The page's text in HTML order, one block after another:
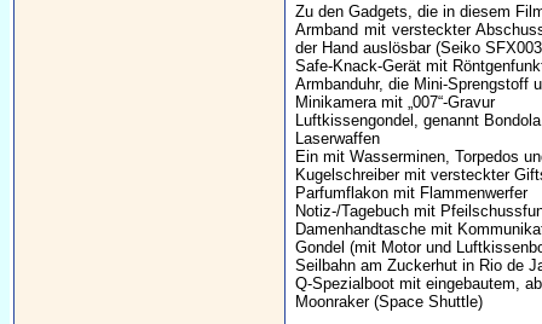
Zu den Gadgets, die in diesem
Armband mit versteckter
der Hand auslösbar (Seiko
Safe-Knack-Gerät mit
Armbanduhr, die Mini-Sprengstoff
Minikamera mit „007“-Gravur
Luftkissengondel, genannt Bondola
Laserwaffen
Ein mit Wasserminen, Torpedos
Kugelschreiber mit versteckter
Parfumflakon mit Flammenwerfer
Notiz-/Tagebuch mit
Damenhandtasche mit
Gondel (mit Motor und
Seilbahn am Zuckerhut in Rio de
Q-Spezialboot mit eingebautem,
Moonraker (Space Shuttle)